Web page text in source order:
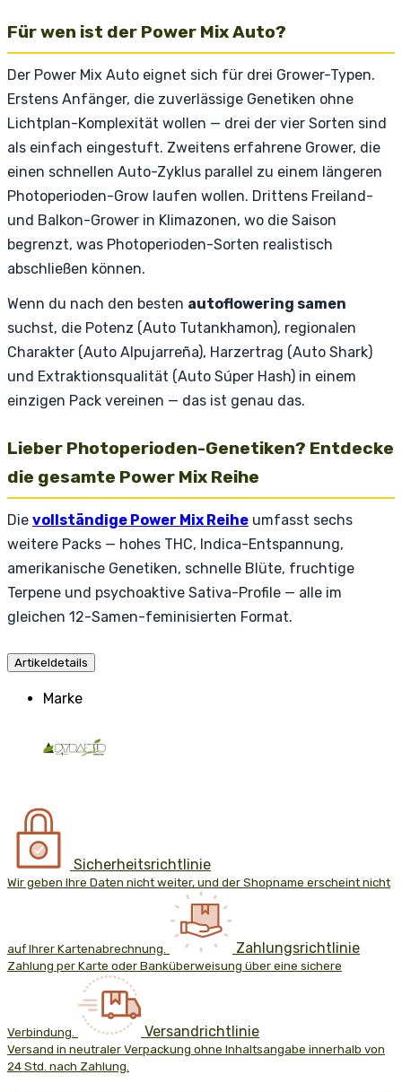
Für wen ist der Power Mix Auto?
Der Power Mix Auto eignet sich für drei Grower-Typen.
Erstens Anfänger, die zuverlässige Genetiken ohne
Lichtplan-Komplexität wollen — drei der vier Sorten sind
als einfach eingestuft. Zweitens erfahrene Grower, die
einen schnellen Auto-Zyklus parallel zu einem längeren
Photoperioden-Grow laufen wollen. Drittens Freiland-
und Balkon-Grower in Klimazonen, wo die Saison
begrenzt, was Photoperioden-Sorten realistisch
abschließen können.
Wenn du nach den besten autoflowering samen
suchst, die Potenz (Auto Tutankhamon), regionalen
Charakter (Auto Alpujarreña), Harzertrag (Auto Shark)
und Extraktionsqualität (Auto Súper Hash) in einem
einzigen Pack vereinen — das ist genau das.
Lieber Photoperioden-Genetiken? Entdecke
die gesamte Power Mix Reihe
Die vollständige Power Mix Reihe umfasst sechs
weitere Packs — hohes THC, Indica-Entspannung,
amerikanische Genetiken, schnelle Blüte, fruchtige
Terpene und psychoaktive Sativa-Profile — alle im
gleichen 12-Samen-feminisierten Format.
Artikeldetails
Marke
Sicherheitsrichtlinie
Wir geben Ihre Daten nicht weiter, und der Shopname erscheint nicht
auf Ihrer Kartenabrechnung. Zahlungsrichtlinie
Zahlung per Karte oder Banküberweisung über eine sichere
Verbindung. Versandrichtlinie
Versand in neutraler Verpackung ohne Inhaltsangabe innerhalb von
24 Std. nach Zahlung.